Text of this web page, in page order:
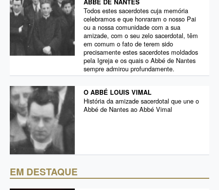
ABBÉ DE NANTES
Todos estes sacerdotes cuja memória
celebramos e que honraram o nosso Pai
ou a nossa comunidade com a sua
amizade, com o seu zelo sacerdotal, têm
em comum o fato de terem sido
precisamente estes sacerdotes moldados
pela Igreja e os quais o Abbé de Nantes
sempre admirou profundamente.
O ABBÉ LOUIS VIMAL
História da amizade sacerdotal que une o
Abbé de Nantes ao Abbé Vimal
EM DESTAQUE